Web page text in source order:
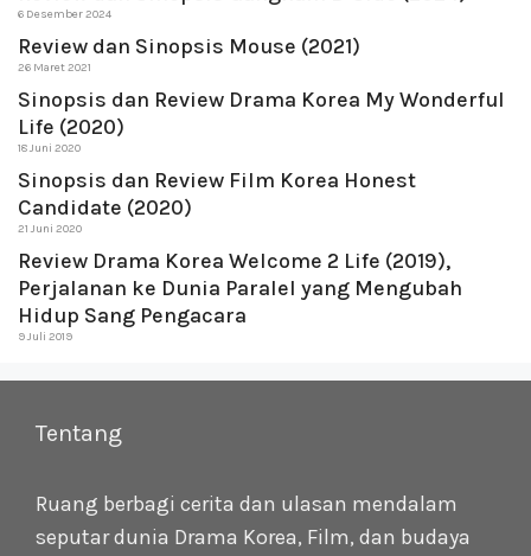
6 Desember 2024
Review dan Sinopsis Mouse (2021)
26 Maret 2021
Sinopsis dan Review Drama Korea My Wonderful
Life (2020)
18 Juni 2020
Sinopsis dan Review Film Korea Honest
Candidate (2020)
21 Juni 2020
Review Drama Korea Welcome 2 Life (2019),
Perjalanan ke Dunia Paralel yang Mengubah
Hidup Sang Pengacara
9 Juli 2019
Tentang
Ruang berbagi cerita dan ulasan mendalam
seputar dunia Drama Korea, Film, dan budaya